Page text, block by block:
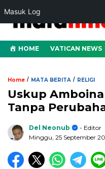
Masuk Log
HOME VATICAN NEWS
Home / MATA BERITA / RELIGI
Uskup
Tanpa
Del Neonub
- Editor
Minggu, 25 September